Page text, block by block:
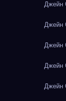
Джейн
Джейн
Джейн
Джейн
Джейн